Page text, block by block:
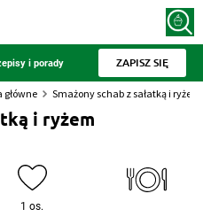
i porady ZAPISZ SIĘ
główne Smażony schab z sałatką i ryżem
i ryżem
1 os.